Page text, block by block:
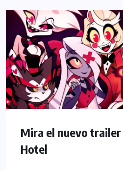
Mira el nuevo trailer
Hotel